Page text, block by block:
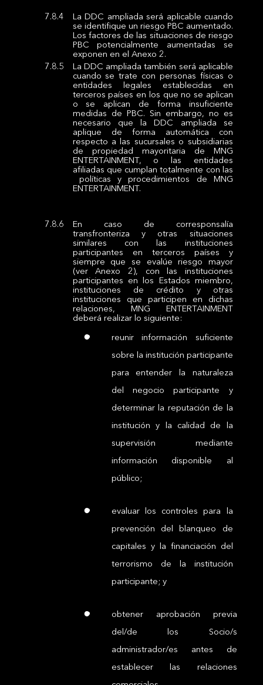
La DDC ampliada será aplicable cuando
se identifique un riesgo PBC aumentado.
Los factores de las situaciones de riesgo
PBC potencialmente aumentadas se
exponen en el Anexo 2.
La DDC ampliada también será aplicable
cuando se trate con personas físicas o
entidades legales establecidas en
terceros países en los que no se aplican
o se aplican de forma insuficiente
medidas de PBC. Sin embargo, no es
necesario que la DDC ampliada se
aplique de forma automática con
respecto a las sucursales o subsidiarias
de propiedad mayoritaria de MNG
ENTERTAINMENT, o las entidades
afiliadas que cumplan totalmente con las
políticas y procedimientos de MNG
ENTERTAINMENT.
En caso de corresponsalía
transfronteriza y otras situaciones
similares con las instituciones
participantes en terceros países y
siempre que se evalúe riesgo mayor
(ver Anexo 2), con las instituciones
participantes en los Estados miembro,
instituciones de crédito y otras
instituciones que participen en dichas
relaciones, MNG ENTERTAINMENT
deberá realizar lo siguiente:
reunir información suficiente
sobre la institución participante
para entender la naturaleza
del negocio participante y
determinar la reputación de la
institución y la calidad de la
supervisión mediante
información disponible al
público;
evaluar los controles para la
prevención del blanqueo de
capitales y la financiación del
terrorismo de la institución
participante; y
obtener aprobación previa
del/de los Socio/s
administrador/es antes de
establecer las relaciones